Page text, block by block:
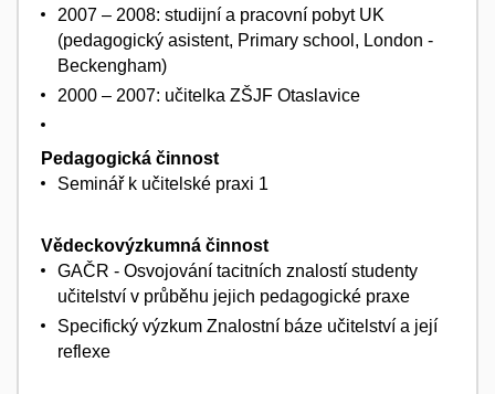
2007 – 2008: studijní a pracovní pobyt UK
(pedagogický asistent, Primary school, London -
Beckengham)
2000 – 2007: učitelka ZŠJF Otaslavice
Pedagogická činnost
Seminář k učitelské praxi 1
Vědeckovýzkumná činnost
GAČR - Osvojování tacitních znalostí studenty
učitelství v průběhu jejich pedagogické praxe
Specifický výzkum Znalostní báze učitelství a její
reflexe